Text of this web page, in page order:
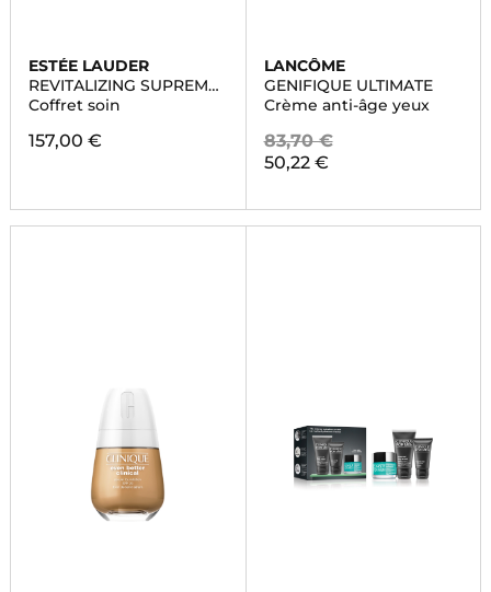
ESTÉE LAUDER
REVITALIZING SUPREME
+
Coffret soin
157,00 €
LANCÔME
GENIFIQUE ULTIMATE
Crème anti-âge yeux
83,70 €
50,22 €